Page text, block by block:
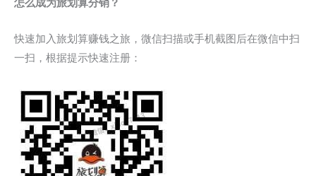
怎么成为旅划算分销？
快速加入旅划算赚钱之旅，微信扫描或手机截图后在微信中扫
一扫，根据提示快速注册：